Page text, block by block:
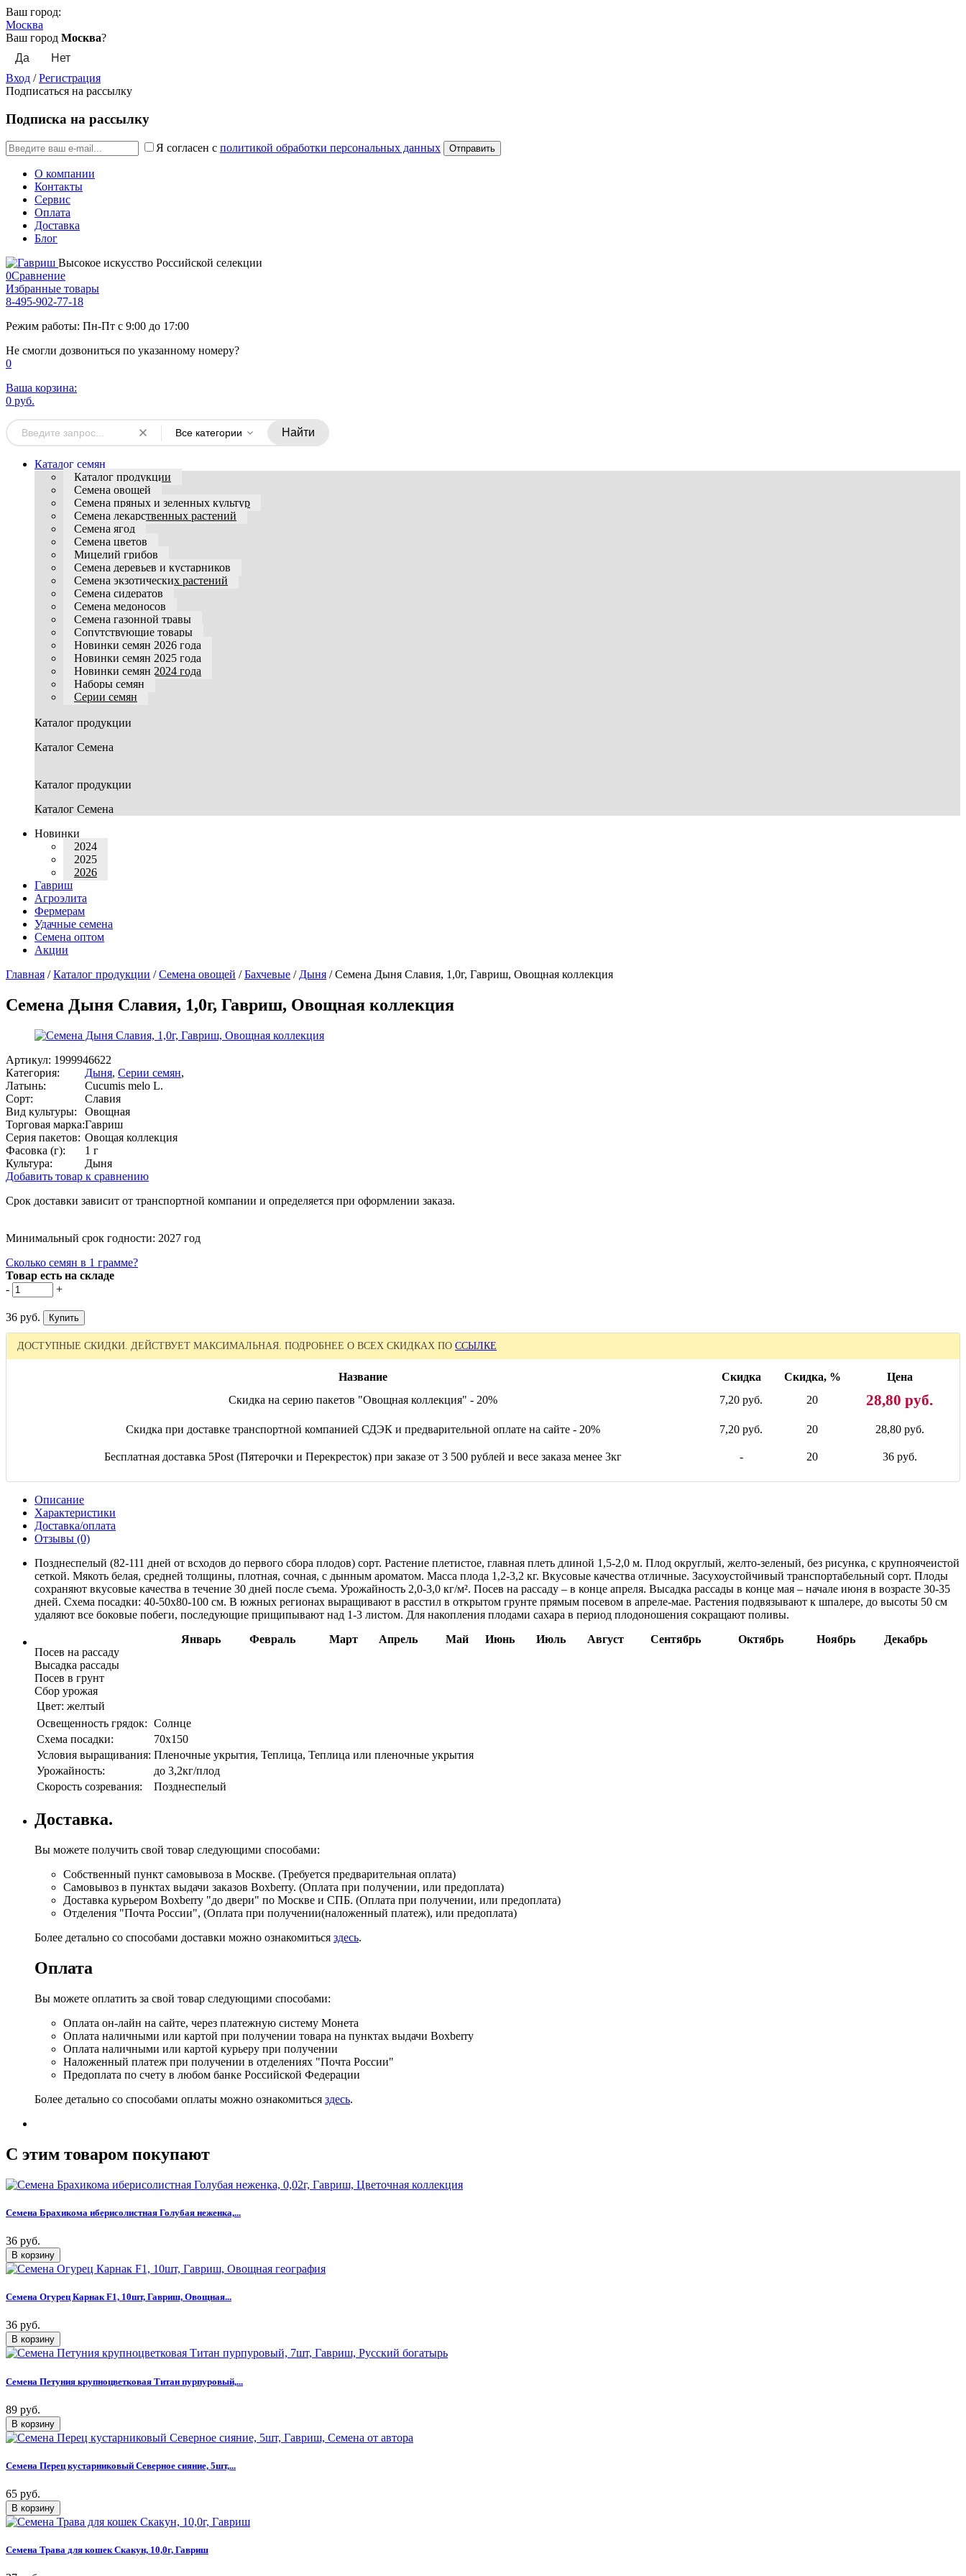
Ваш город:
Москва
Ваш город Москва?
Вход /Регистрация
Подписаться на рассылку
Подписка на рассылку
Я согласен с политикой обработки персональных данных
О компании
Контакты
Сервис
Оплата
Доставка
Блог
Высокое искусство Российской селекции
0Сравнение
Избранные товары
8-495-902-77-18
Режим работы: Пн-Пт с 9:00 до 17:00
Не смогли дозвониться по указанному номеру?
0
Ваша корзина:
0 руб.
Все категории Найти
Каталог семян
Каталог продукции
Семена овощей
Семена пряных и зеленных культур
Семена лекарственных растений
Семена ягод
Семена цветов
Мицелий грибов
Семена деревьев и кустарников
Семена экзотических растений
Семена сидератов
Семена медоносов
Семена газонной травы
Сопутствующие товары
Новинки семян 2026 года
Новинки семян 2025 года
Новинки семян 2024 года
Наборы семян
Серии семян
Каталог продукции
Каталог Семена
Каталог продукции
Каталог Семена
Новинки
2024
2025
2026
Гавриш
Агроэлита
Фермерам
Удачные семена
Семена оптом
Акции
Главная /Каталог продукции /Семена овощей /Бахчевые /Дыня /Семена Дыня Славия, 1,0г, Гавриш, Овощная коллекция
Семена Дыня Славия, 1,0г, Гавриш, Овощная коллекция
Артикул: 1999946622
Категория:
Дыня, Серии семян,
Латынь:
Cucumis melo L.
Сорт:
Славия
Вид культуры:
Овощная
Торговая марка:Гавриш
Серия пакетов: Овощая коллекция
Фасовка (г):
1 г
Культура:
Дыня
Добавить товар к сравнению
Срок доставки зависит от транспортной компании и определяется при оформлении заказа.
Минимальный срок годности: 2027 год
Сколько семян в 1 грамме?
Товар есть на складе
-
+
36 руб.
ДОСТУПНЫЕ СКИДКИ. ДЕЙСТВУЕТ МАКСИМАЛЬНАЯ. ПОДРОБНЕЕ О ВСЕХ СКИДКАХ ПО ССЫЛКЕ
Название Скидка Скидка, %
Цена
Скидка на серию пакетов "Овощная коллекция" - 20%
7,20 руб. 20 28,80 руб.
Скидка при доставке транспортной компанией СДЭК и предварительной оплате на сайте - 20% 7,20 руб. 20 28,80 руб.
Бесплатная доставка 5Post (Пятерочки и Перекресток) при заказе от 3 500 рублей и весе заказа менее 3кг - 20 36 руб.
Описание
Характеристики
Доставка/оплата
Отзывы (0)
Позднеспелый (82-111 дней от всходов до первого сбора плодов) сорт. Растение плетистое, главная плеть длиной 1,5-2,0 м. Плод округлый, желто-зеленый, без рисунка, с крупноячеистой
сеткой. Мякоть белая, средней толщины, плотная, сочная, с дынным ароматом. Масса плода 1,2-3,2 кг. Вкусовые качества отличные. Засухоустойчивый транспортабельный сорт. Плоды
сохраняют вкусовые качества в течение 30 дней после съема. Урожайность 2,0-3,0 кг/м². Посев на рассаду – в конце апреля. Высадка рассады в конце мая – начале июня в возрасте 30-35
дней. Схема посадки: 40-50х80-100 см. В южных регионах выращивают в расстил в открытом грунте прямым посевом в апреле-мае. Растения подвязывают к шпалере, до высоты 50 см
удаляют все боковые побеги, последующие прищипывают над 1-3 листом. Для накопления плодами сахара в период плодоношения сокращают поливы.
Январь
Февраль Март Апрель Май Июнь Июль Август Сентябрь Октябрь Ноябрь
Декабрь
Посев на рассаду
Высадка рассады
Посев в грунт
Сбор урожая
Цвет: желтый
Освещенность грядок: Солнце
Схема посадки:
70х150
Условия выращивания: Пленочные укрытия, Теплица, Теплица или пленочные укрытия
Урожайность:
до 3,2кг/плод
Скорость созревания:
Позднеспелый
Доставка.
Вы можете получить свой товар следующими способами:
Собственный пункт самовывоза в Москве. (Требуется предварительная оплата)
Самовывоз в пунктах выдачи заказов Boxberry. (Оплата при получении, или предоплата)
Доставка курьером Boxberry "до двери" по Москве и СПБ. (Оплата при получении, или предоплата)
Отделения "Почта России", (Оплата при получении(наложенный платеж), или предоплата)
Более детально со способами доставки можно ознакомиться здесь.
Оплата
Вы можете оплатить за свой товар следующими способами:
Оплата он-лайн на сайте, через платежную систему Монета
Оплата наличными или картой при получении товара на пунктах выдачи Boxberry
Оплата наличными или картой курьеру при получении
Наложенный платеж при получении в отделениях "Почта России"
Предоплата по счету в любом банке Российской Федерации
Более детально со способами оплаты можно ознакомиться здесь.
C этим товаром покупают
Семена Брахикома иберисолистная Голубая неженка,...
36 руб.
Семена Огурец Карнак F1, 10шт, Гавриш, Овощная...
36 руб.
Семена Петуния крупноцветковая Титан пурпуровый,...
89 руб.
Семена Перец кустарниковый Северное сияние, 5шт,...
65 руб.
Семена Трава для кошек Скакун, 10,0г, Гавриш